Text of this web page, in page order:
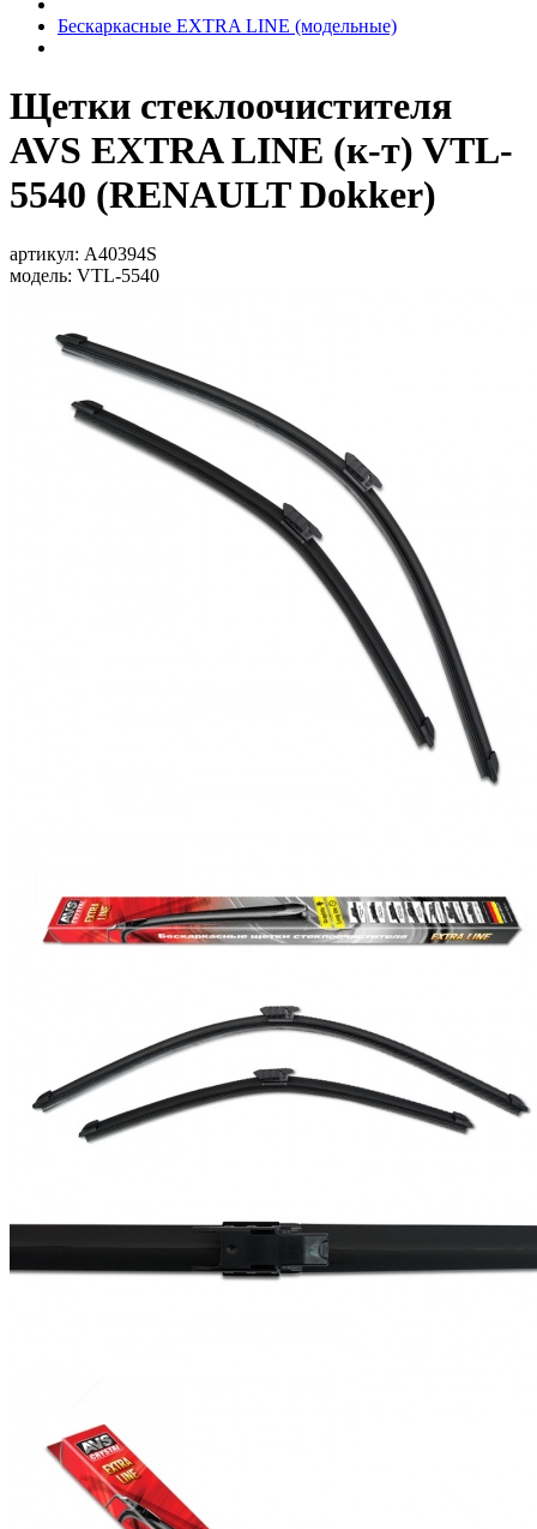
Бескаркасные EXTRA LINE (модельные)
Щетки стеклоочистителя
AVS EXTRA LINE (к-т) VTL-
5540 (RENAULT Dokker)
артикул: A40394S
модель: VTL-5540